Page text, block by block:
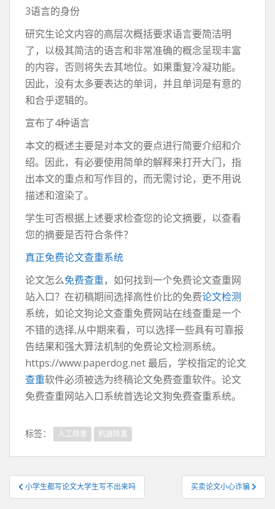
3语言的身份
研究生论文内容的高层次概括要求语言要简洁明
了，以极其简洁的语言和非常准确的概念呈现丰富
的内容，否则将失去其地位。如果重复冷凝功能。
因此，没有太多要表达的单词，并且单词是有意的
和合乎逻辑的。
宣布了4种语言
本文的概述主要是对本文的要点进行简要介绍和介
绍。因此，有必要使用简单的解释来打开大门，指
出本文的重点和写作目的，而无需讨论，更不用说
描述和渲染了。
学生可否根据上述要求检查您的论文摘要，以查看
您的摘要是否符合条件？
真正免费论文查重系统
论文怎么免费查重，如何找到一个免费论文查重网
站入口？在初稿期间选择高性价比的免费论文检测
系统，如论文狗论文查重免费网站在线查重是一个
不错的选择,从中期来看，可以选择一些具有可靠报
告结果和强大算法机制的免费论文检测系统。
https://www.paperdog.net 最后，学校指定的论文
查重软件必须被选为终稿论文免费查重软件。论文
免费查重网站入口系统首选论文狗免费查重系统。
标签： 人工降重 机器降重
文
章
小学生都写论文大学生写不出来吗 买卖论文小心诈骗